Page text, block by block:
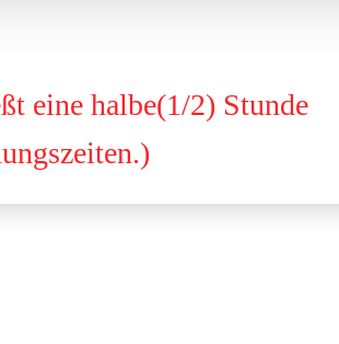
eine halbe(1/2) Stunde